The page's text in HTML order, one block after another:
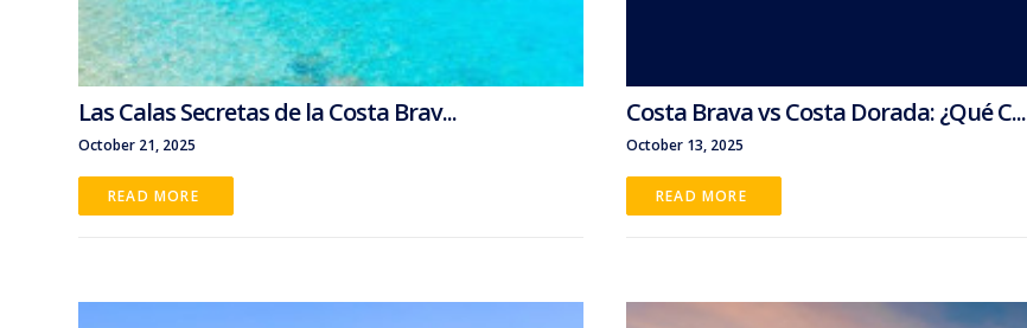
Las Calas Secretas de la Costa Brav...
October 21, 2025
READ MORE
Costa Brava vs Costa Dorada: ¿Qué C...
October 13, 2025
READ MORE